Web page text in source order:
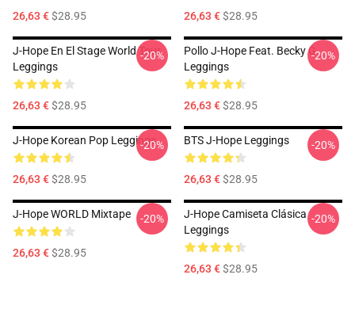
26,63 €$28.95 26,63 €$28.95
J-Hope En El Stage World Tour
Leggings
26,63 €$28.95
-20%
Pollo J-Hope Feat. Becky G
Leggings
26,63 €$28.95
-20%
J-Hope Korean Pop Leggings
26,63 €$28.95
-20% BTS J-Hope Leggings
26,63 €$28.95
-20%
J-Hope WORLD Mixtape
26,63 €$28.95
-20%
J-Hope Camiseta Clásica
Leggings
26,63 €$28.95
-20%